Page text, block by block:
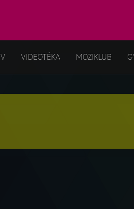
VIDEOTÉKA MOZIKLUB